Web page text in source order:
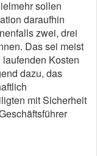
sollen
daraufhin
zwei, drei
Das sei meist
Kosten
dazu, das
mit Sicherheit